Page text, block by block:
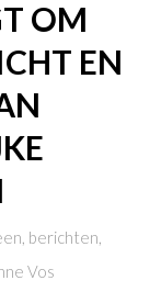
OM
EN
, berichten,
Vos